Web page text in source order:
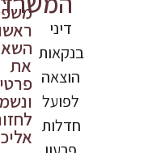
דיני
בנקאות
הוצאה
לפועל
חדלות
את